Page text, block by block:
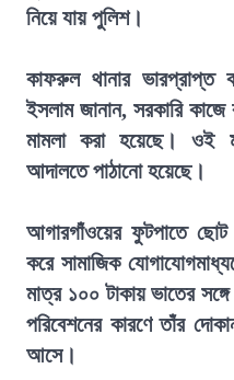
নিয়ে যায় পুলিশ।
কাফরুল থানার ভারপ্রাপ্ত
ইসলাম জানান, সরকারি কাজে
মামলা করা হয়েছে। ওই
আদালতে পাঠানো হয়েছে।
আগারগাঁওয়ের ফুটপাতে ছোট
করে সামাজিক
মাত্র ১০০ টাকায় ভাতের
পরিবেশনের কারণে তাঁর
আসে।